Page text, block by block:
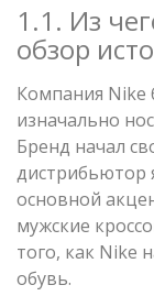
1.1. Из
обзор
Компания Nike
изначально
Бренд начал
дистрибьютор
основной
мужские
того, как Nike
обувь.